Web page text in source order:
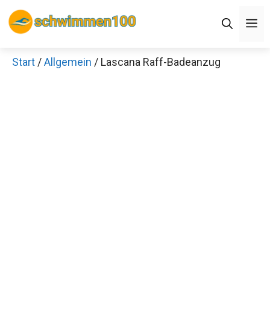
Zum
Inhalt
Start /Allgemein / Lascana Raff-Badeanzug